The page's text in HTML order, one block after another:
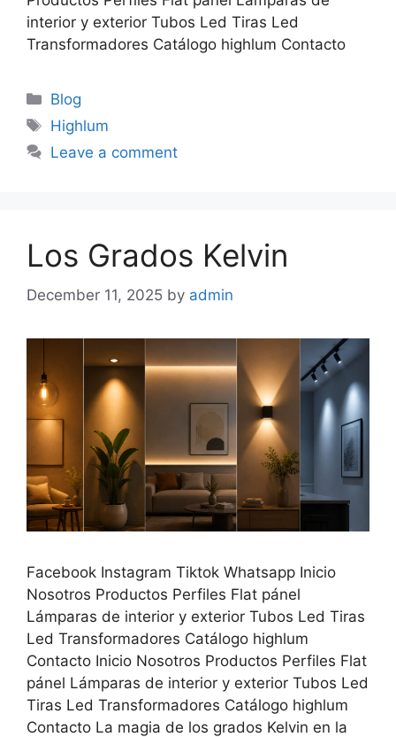
interior y exterior Tubos Led Tiras Led
Transformadores Catálogo highlum Contacto
Blog
Highlum
Leave a comment
Los Grados Kelvin
December 11, 2025 by admin
Facebook Instagram Tiktok Whatsapp Inicio
Nosotros Productos Perfiles Flat pánel
Lámparas de interior y exterior Tubos Led Tiras
Led Transformadores Catálogo highlum
Contacto Inicio Nosotros Productos Perfiles Flat
pánel Lámparas de interior y exterior Tubos Led
Tiras Led Transformadores Catálogo highlum
Contacto La magia de los grados Kelvin en la